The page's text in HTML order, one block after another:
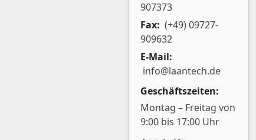
907373
Fax: (+49) 09727-
909632
E-Mail:
info@laantech.de
Geschäftszeiten:
Montag – Freitag von
9:00 bis 17:00 Uhr